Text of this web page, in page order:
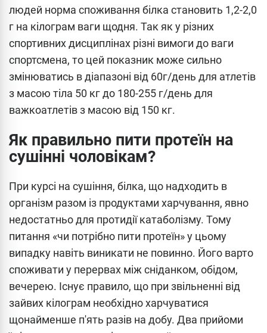
людей норма споживання білка становить 1,2-2,0
г на кілограм ваги щодня. Так як у різних
спортивних дисциплінах різні вимоги до ваги
спортсмена, то цей показник може сильно
змінюватись в діапазоні від 60г/день для атлетів
з масою тіла 50 кг до 180-255 г/день для
важкоатлетів з масою від 150 кг.
Як правильно пити протеїн на
сушінні чоловікам?
При курсі на сушіння, білка, що надходить в
організм разом із продуктами харчування, явно
недостатньо для протидії катаболізму. Тому
питання «чи потрібно пити протеїн» у цьому
випадку навіть виникати не повинно. Його варто
споживати у перервах між сніданком, обідом,
вечерею. Існує правило, що при звільненні від
зайвих кілограм необхідно харчуватися
щонайменше п'ять разів на добу. Два прийоми